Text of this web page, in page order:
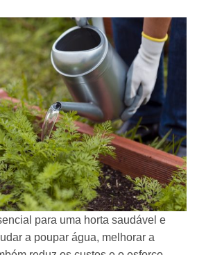
para uma horta saudável e
a poupar água, melhorar a